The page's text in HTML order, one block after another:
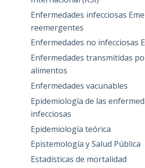
Enfermedades infecciosas
reemergentes
Enfermedades no infecciosas
Enfermedades transmitidas
alimentos
Enfermedades vacunables
Epidemiología de las
infecciosas
Epidemiología teórica
Epistemología y Salud Pública
Estadísticas de mortalidad